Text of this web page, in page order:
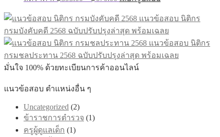
range:
฿395.00
through
฿670.00
product
multiple
variants.
The
options
may
แนวข้อสอบ นิติกร
กรมบังคับคดี 2568 ฉบับปรับปรุงล่าสุด พร้อมเฉลย
แนวข้อสอบ นิติกร
กรมชลประทาน 2568 ฉบับปรับปรุงล่าสุด พร้อมเฉลย
มั่นใจ 100% ด้วยทะเบียนการค้าออนไลน์
แนวข้อสอบ ตำแหน่งอื่น ๆ
Uncategorized (2)
ข้าราชการตำรวจ (1)
ครูผู้ดูแลเด็ก (1)